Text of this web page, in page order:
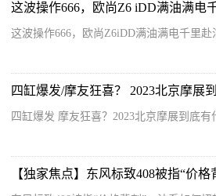
这波操作666，欧尚Z6 iDD满油满电
这波操作666，欧尚Z6iDD满油满电千里赴
四缸爆发 摩友狂喜？2023北京摩展到底有